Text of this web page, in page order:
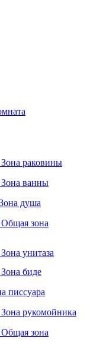
Зона раковины
Зона ванны
душа
Общая зона
Зона унитаза
Зона биде
писсуара
Зона рукомойника
Общая зона